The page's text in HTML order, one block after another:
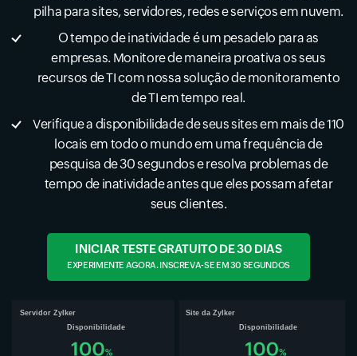
pilha para sites, servidores, redes e serviços em nuvem.
O tempo de inatividade é um pesadelo para as
empresas. Monitore de maneira proativa os seus
recursos de TI com nossa solução de monitoramento
de TI em tempo real.
Verifique a disponibilidade de seus sites em mais de 110
locais em todo o mundo em uma frequência de
pesquisa de 30 segundos e resolva problemas de
tempo de inatividade antes que eles possam afetar
seus clientes.
INICIAR TESTE GRATUITO DE 30 DIAS
EXPERIMENTE AGORA. INSCREVA-SE EM 30 SEGUNDOS